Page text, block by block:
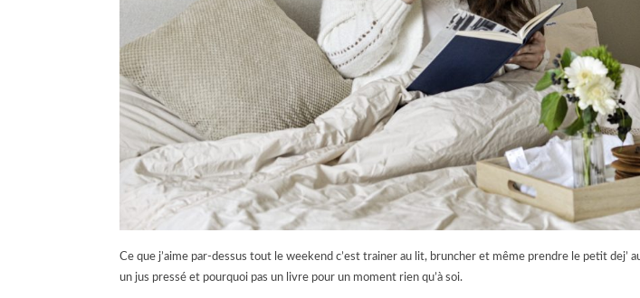
Ce que j’aime par-dessus tout le weekend c’est trainer au lit, bruncher et même prendre le petit dej’
un jus pressé et pourquoi pas un livre pour un moment rien qu’à soi.